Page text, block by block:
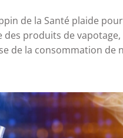
de la Santé plaide
produits de vapotage,
de la consommation de